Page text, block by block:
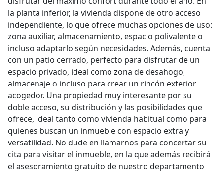
la planta inferior, la vivienda dispone de otro acceso
independiente, lo que ofrece muchas opciones de uso:
zona auxiliar, almacenamiento, espacio polivalente o
incluso adaptarlo según necesidades. Además, cuenta
con un patio cerrado, perfecto para disfrutar de un
espacio privado, ideal como zona de desahogo,
almacenaje o incluso para crear un rincón exterior
acogedor. Una propiedad muy interesante por su
doble acceso, su distribución y las posibilidades que
ofrece, ideal tanto como vivienda habitual como para
quienes buscan un inmueble con espacio extra y
versatilidad. No dude en llamarnos para concertar su
cita para visitar el inmueble, en la que además recibirá
el asesoramiento gratuito de nuestro departamento